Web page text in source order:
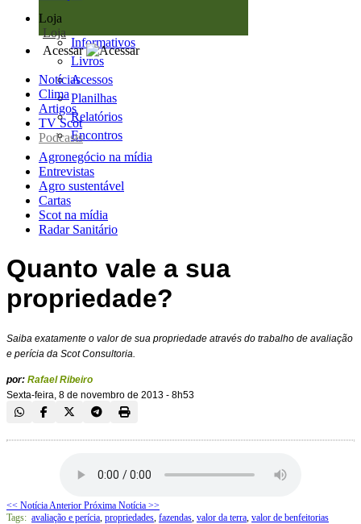
Loja
Loja
Informativos
Livros
Acessos
Planilhas
Relatórios
Encontros
Acessar
Notícias
Clima
Artigos
TV Scot
Podcasts
Agronegócio na mídia
Entrevistas
Agro sustentável
Cartas
Scot na mídia
Radar Sanitário
Quanto vale a sua
propriedade?
Saiba exatamente o valor de sua propriedade através do trabalho de avaliação
e perícia da Scot Consultoria.
por: Rafael Ribeiro
Sexta-feira, 8 de novembro de 2013 - 8h53
<< Notícia Anterior Próxima Notícia >>
Tags: avaliação e perícia, propriedades, fazendas, valor da terra, valor de benfeitorias